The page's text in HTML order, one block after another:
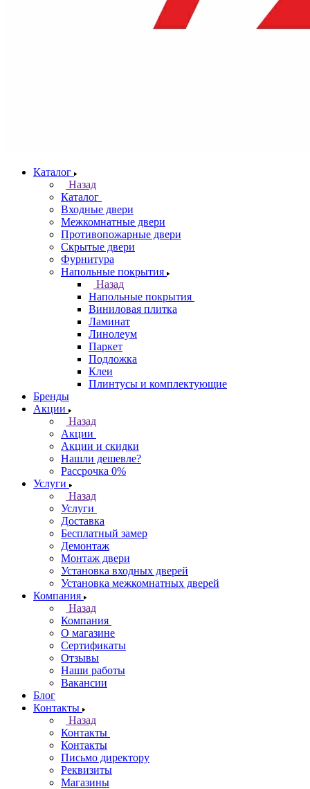
Каталог
Назад
Каталог
Входные двери
Межкомнатные двери
Противопожарные двери
Скрытые двери
Фурнитура
Напольные покрытия
Назад
Напольные покрытия
Виниловая плитка
Ламинат
Линолеум
Паркет
Подложка
Клеи
Плинтусы и комплектующие
Бренды
Акции
Назад
Акции
Акции и скидки
Нашли дешевле?
Рассрочка 0%
Услуги
Назад
Услуги
Доставка
Бесплатный замер
Демонтаж
Монтаж двери
Установка входных дверей
Установка межкомнатных дверей
Компания
Назад
Компания
О магазине
Сертификаты
Отзывы
Наши работы
Вакансии
Блог
Контакты
Назад
Контакты
Контакты
Письмо директору
Реквизиты
Магазины